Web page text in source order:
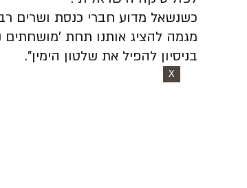
כשנשאל מדוע חברי כנסת ושרים
מגמה להציג אותנו תחת
בניסיון להפיל את שלטון הימין".
X